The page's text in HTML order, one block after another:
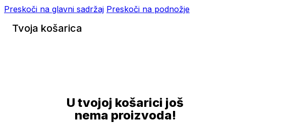
Preskoči na glavni sadržaj Preskoči na podnožje
Tvoja košarica
U tvojoj košarici još
nema proizvoda!